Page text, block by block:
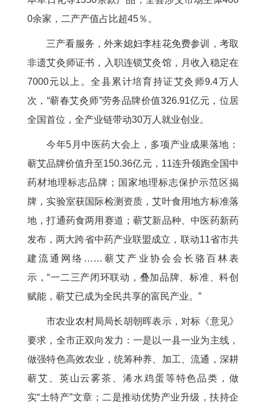
0余家，二产产值占比超45％。
三产看服务，外来媳妇李桂花免费参训，考取
非遗艾灸师证书，入职连锁艾灸馆，月收入稳定在
7000元以上。全县累计培育持证艾灸师9.4万人
次，“蕲春艾灸师”劳务品牌价值326.91亿元，位居
全国首位，全产业链带动30万人就业创业。
今年5月中医药大会上，多项产业成果落地：
蕲艾品牌价值升至150.36亿元，11连升领跑全国中
药材地理标志品牌；国家地理标志保护示范区揭
牌，实验室获国际检测资质，艾叶食用地方标准落
地，打通药食两用赛道；蕲艾新品种、中医药新药
发布，两大跨省中药产业联盟成立，联动11省市共
建流通网络……蕲艾产业协会会长骆百林表
示，“一二三产闭环联动，叠加品牌、标准、科创
赋能，蕲艾已成为全民共享的富民产业。”
市农业农村局局长胡朝晖表示，对标《意见》
要求，全市正双向发力：一是以一县一业为主线，
做强特色高效农业，统筹种养、加工、流通，深耕
蕲艾、英山云雾茶、浠水鸡蛋等特色品类，做
实“土特产”文章；二是推动优势产业升级，扶持企